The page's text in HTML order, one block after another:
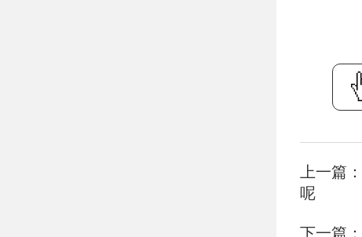
上一篇：
呢
下一篇：